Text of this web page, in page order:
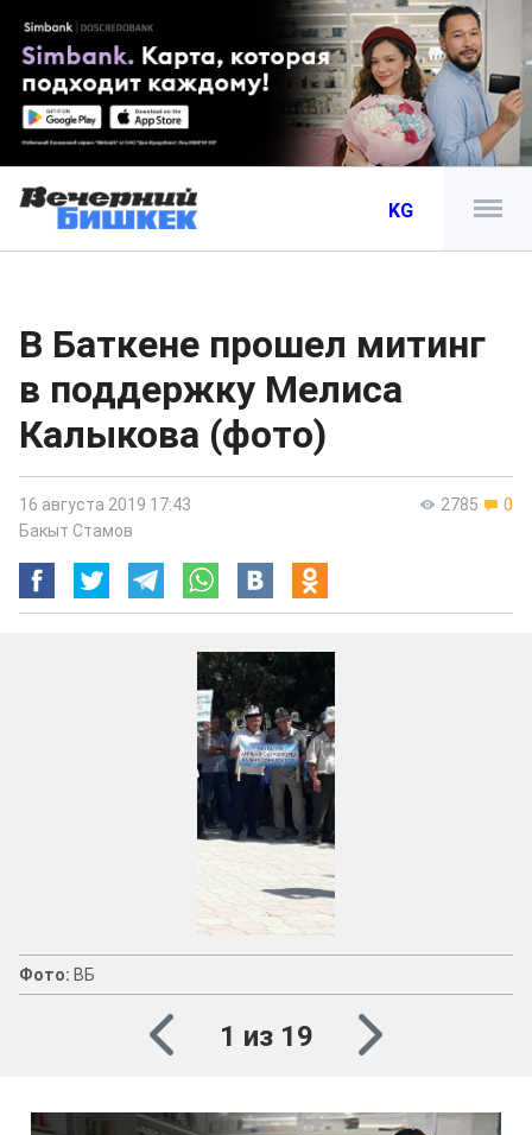
KG
В Баткене прошел митинг
в поддержку Мелиса
Калыкова (фото)
2785 0
16 августа 2019 17:43
Бакыт Стамов
Фото: ВБ
1 из 19